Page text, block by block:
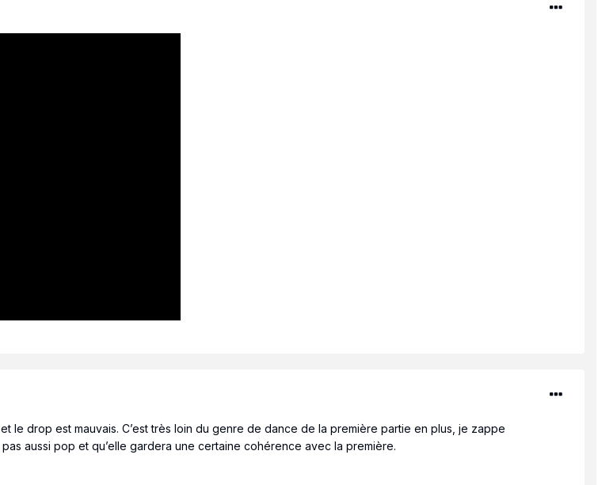
le drop est mauvais. C’est très loin du genre de dance de la première partie en plus, je zappe
aussi pop et qu’elle gardera une certaine cohérence avec la première.